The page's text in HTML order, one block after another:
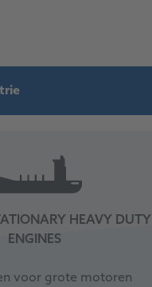
HEAVY DUTY
ENGINES
voor grote motoren